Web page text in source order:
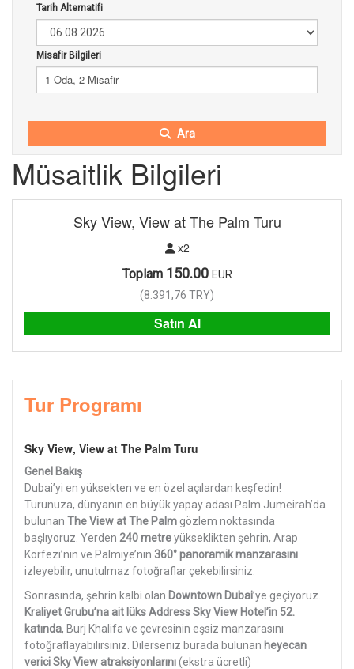
Tarih Alternatifi
Misafir Bilgileri
1 Oda, 2 Misafir
Ara
Müsaitlik Bilgileri
Sky View, View at The Palm Turu
x2
Toplam 150.00 EUR
(8.391,76 TRY)
Satın Al
Tur Programı
Sky View, View at The Palm Turu
Genel Bakış
Dubai’yi en yüksekten ve en özel açılardan keşfedin!
Turunuza, dünyanın en büyük yapay adası Palm Jumeirah’da
bulunan The View at The Palm gözlem noktasında
başlıyoruz. Yerden 240 metreyükseklikten şehrin, Arap
Körfezi’nin ve Palmiye’nin 360° panoramik manzarasını
izleyebilir, unutulmaz fotoğraflar çekebilirsiniz.
Sonrasında, şehrin kalbi olan Downtown Dubai’ye geçiyoruz.
Kraliyet Grubu’na ait lüks Address Sky View Hotel’in 52.
katında, Burj Khalifa ve çevresinin eşsiz manzarasını
fotoğraflayabilirsiniz. Dilerseniz burada bulunan heyecan
verici Sky View atraksiyonlarını(ekstra ücretli)